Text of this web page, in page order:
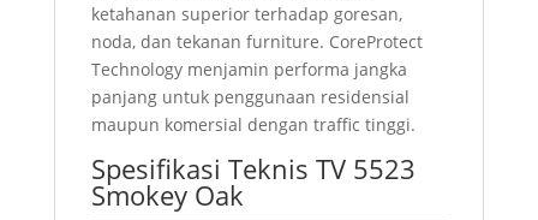
ketahanan superior terhadap goresan,
noda, dan tekanan furniture. CoreProtect
Technology menjamin performa jangka
panjang untuk penggunaan residensial
maupun komersial dengan traffic tinggi.
Spesifikasi Teknis TV 5523
Smokey Oak